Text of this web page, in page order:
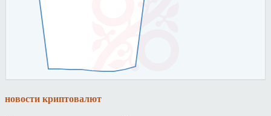
новости криптовалют